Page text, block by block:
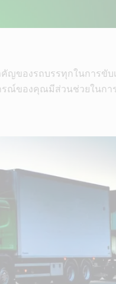
คัญของรถบรรทุกในการขับ
ณ์ของคุณมีส่วนช่วยในการ